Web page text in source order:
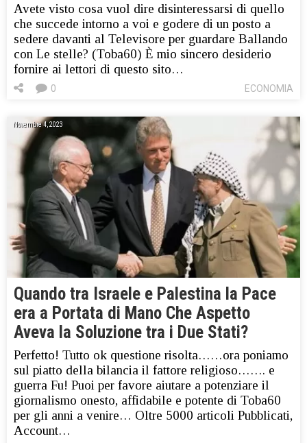
Avete visto cosa vuol dire disinteressarsi di quello
che succede intorno a voi e godere di un posto a
sedere davanti al Televisore per guardare Ballando
con Le stelle? (Toba60) È mio sincero desiderio
fornire ai lettori di questo sito…
ECONOMIA
0
Novembre 4, 2023
Quando tra Israele e Palestina la Pace
era a Portata di Mano Che Aspetto
Aveva la Soluzione tra i Due Stati?
Perfetto! Tutto ok questione risolta……ora poniamo
sul piatto della bilancia il fattore religioso……. e
guerra Fu! Puoi per favore aiutare a potenziare il
giornalismo onesto, affidabile e potente di Toba60
per gli anni a venire… Oltre 5000 articoli Pubblicati,
Account…